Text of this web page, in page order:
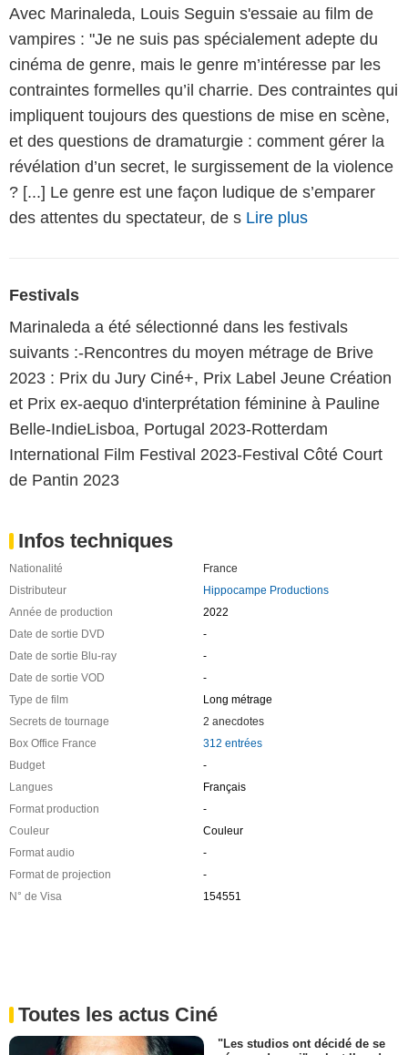
Avec Marinaleda, Louis Seguin s'essaie au film de
vampires : "Je ne suis pas spécialement adepte du
cinéma de genre, mais le genre m’intéresse par les
contraintes formelles qu’il charrie. Des contraintes qui
impliquent toujours des questions de mise en scène,
et des questions de dramaturgie : comment gérer la
révélation d’un secret, le surgissement de la violence
? [...] Le genre est une façon ludique de s’emparer
des attentes du spectateur, de s Lire plus
Festivals
Marinaleda a été sélectionné dans les festivals
suivants :-Rencontres du moyen métrage de Brive
2023 : Prix du Jury Ciné+, Prix Label Jeune Création
et Prix ex-aequo d'interprétation féminine à Pauline
Belle-IndieLisboa, Portugal 2023-Rotterdam
International Film Festival 2023-Festival Côté Court
de Pantin 2023
Infos techniques
Nationalité
France
Distributeur
Hippocampe Productions
Année de production
2022
Date de sortie DVD
-
Date de sortie Blu-ray
-
Date de sortie VOD
-
Type de film
Long métrage
Secrets de tournage
2 anecdotes
Box Office France
312 entrées
Budget
-
Langues
Français
Format production
-
Couleur
Couleur
Format audio
-
Format de projection
-
N° de Visa
154551
Toutes les actus Ciné
"Les studios ont décidé de se